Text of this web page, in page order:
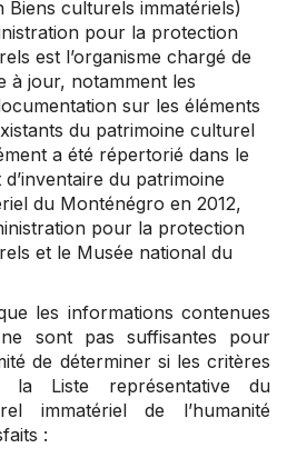
Biens culturels immatériels)
pour la protection
est l’organisme chargé de
à jour, notamment les
sur les éléments
du patrimoine culturel
a été répertorié dans le
du patrimoine
du Monténégro en 2012,
pour la protection
et le Musée national du
les informations contenues
sont pas suffisantes pour
de déterminer si les critères
la Liste représentative du
immatériel de l’humanité
: